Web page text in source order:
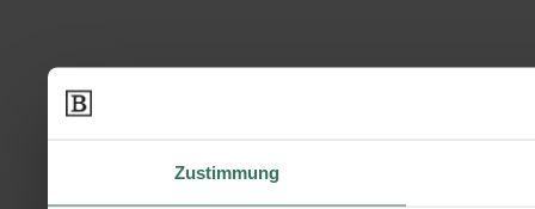
Zustimmung